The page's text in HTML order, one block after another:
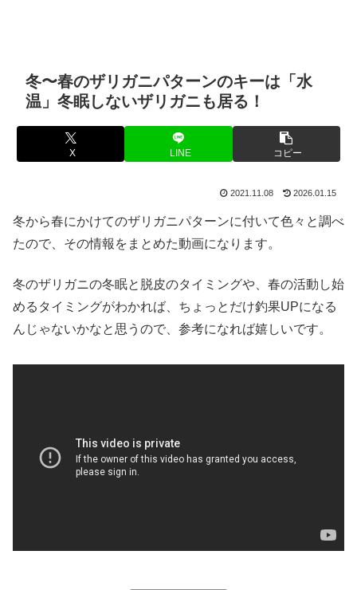
冬〜春のザリガニパターンのキーは「水
温」冬眠しないザリガニも居る！
X LINE コピー
2021.11.08 2026.01.15
冬から春にかけてのザリガニパターンに付いて色々と調べ
たので、その情報をまとめた動画になります。
冬のザリガニの冬眠と脱皮のタイミングや、春の活動し始
めるタイミングがわかれば、ちょっとだけ釣果UPになる
んじゃないかなと思うので、参考になれば嬉しいです。